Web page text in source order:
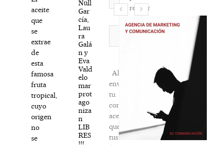
aceite
que
se
extrae
de
esta
famosa
fruta
tropical,
cuyo
origen
no
se
Nüll
Gar
cía,
Lau
ra
Galá
n y
Eva
Vald
elo
mar
prot
ago
niza
n
LIB
RES
!!!,
electrónico*
recibir
la
newsletter
Al
enviar
tu
comentario,
aceptas
que
tus